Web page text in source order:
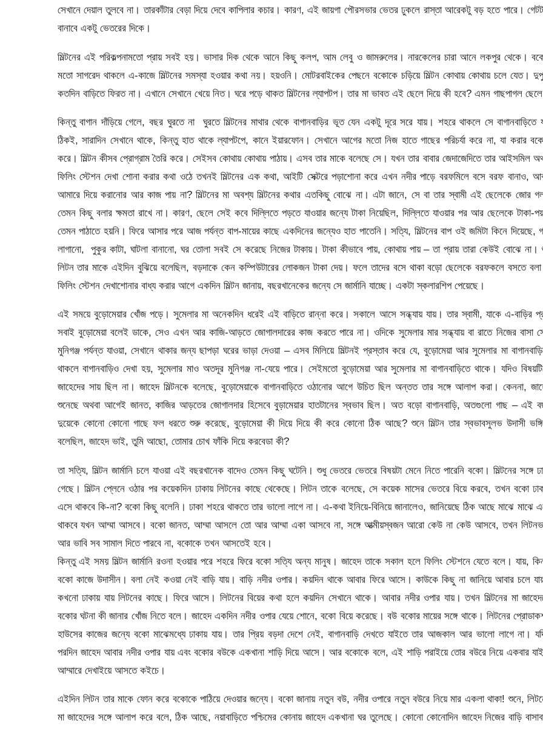
সেখানে দেয়াল তুলবে না। তারকাঁটার বেড়া দিয়ে দেবে কাপিলার কচার। কারণ, এই জায়গা পৌরসভার ভেতর ঢুকলে রাস্তা আরেকটু বড় হতে পারে।
বানাবে একটু ভেতরের দিকে।
মিল্টনের এই পরিকল্পনামতো প্রায় সবই হয়। ভাসার দিক থেকে আনে কিছু কলপ, আম লেবু ও জামরুলের। নারকেলের চারা আনে লকপুর থেকে।
মতো সাগরেদ থাকলে এ-কাজে মিল্টনের সমস্যা হওয়ার কথা নয়। হয়ওনি। মোটরবাইকের পেছনে বকোকে চড়িয়ে মিল্টন কোথায় কোথায় চলে যেত।
কতদিন বাড়িতে ফিরত না। এখানে সেখানে খেয়ে নিত। ঘরে পড়ে থাকত মিল্টনের ল্যাপটপ। তার মা ভাবত এই ছেলে দিয়ে কী হবে? এমন গাছপাগল
কিন্তু বাগান দাঁড়িয়ে গেলে, বছর ঘুরতে না ঘুরতে মিল্টনের মাথার থেকে বাগানবাড়ির ভূত যেন একটু দূরে সরে যায়। শহরে থাকলে সে বাগানবাড়িতে
ঠিকই, সারাদিন সেখানে থাকে, কিন্তু হাত থাকে ল্যাপটপে, কানে ইয়ারফোন। সেখানে আগের মতো নিজ হাতে গাছের পরিচর্যা করে না, যা করার
করে। মিল্টন কীসব প্রোগ্রাম তৈরি করে। সেইসব কোথায় কোথায় পাঠায়। এসব তার মাকে বলেছে সে। যখন তার বাবার জেদাজেদিতে তার আইসমিল
ফিলিং স্টেশন দেখা শোনা করার কথা ওঠে তখনই মিল্টনের এক কথা, আইটি সেক্টরে পড়াশোনা করে এখন নদীর পাড়ে বরফমিলে বসে বরফ বানাও,
আমারে দিয়ে করানোর আর কাজ পায় না? মিল্টনের মা অবশ্য মিল্টনের কথার এতকিছু বোঝে না। এটা জানে, সে বা তার স্বামী এই ছেলেকে জোর
তেমন কিছু বলার ক্ষমতা রাখে না। কারণ, ছেলে সেই কবে দিল্লিতে পড়তে যাওয়ার জন্যে টাকা নিয়েছিল, দিল্লিতে যাওয়ার পর আর ছেলেকে টাকা-
তেমন পাঠাতে হয়নি। ফিরে আসার পরে আজ পর্যন্ত বাপ-মায়ের কাছে একদিনের জন্যেও হাত পাতেনি। সত্যি, মিল্টনের বাপ ওই জমিটা কিনে দিয়েছে,
লাগানো, পুকুর কাটা, ঘাটলা বানানো, ঘর তোলা সবই সে করেছে নিজের টাকায়। টাকা কীভাবে পায়, কোথায় পায় – তা প্রায় তারা কেউই বোঝে না।
লিটন তার মাকে এইদিন বুঝিয়ে বলেছিল, বড়দাকে কেন কম্পিউটারের লোকজন টাকা দেয়। ফলে তাদের বসে থাকা বড়ো ছেলেকে বরফকলে বসতে বলা
ফিলিং স্টেশন দেখাশোনার বাধ্য করার আগে একদিন মিল্টন জানায়, বছরখানেকের জন্যে সে জার্মানি যাচ্ছে। একটা স্কলারশিপ পেয়েছে।
এই সময়ে বুড়োমেয়ার খোঁজ পড়ে। সুমেলার মা অনেকদিন ধরেই এই বাড়িতে রান্না করে। সকালে আসে সন্ধ্যায় যায়। তার স্বামী, যাকে এ-বাড়ির
সবাই বুড়োমেয়া বলেই ডাকে, সেও এখন আর কাজি-আড়তে জোগালদারের কাজ করতে পারে না। ওদিকে সুমেলার মার সন্ধ্যায় বা রাতে নিজের বাসা
মুনিগঞ্জ পর্যন্ত যাওয়া, সেখানে থাকার জন্য ছাপড়া ঘরের ভাড়া দেওয়া – এসব মিলিয়ে মিল্টনই প্রস্তাব করে যে, বুড়োমেয়া আর সুমেলার মা
থাকলে বাগানবাড়িও দেখা হয়, সুমেলার মাও অতদূর মুনিগঞ্জ না-যেয়ে পারে। সেইমতো বুড়োমেয়া আর সুমেলার মা বাগানবাড়িতে থাকে। যদিও
জাহেদের সায় ছিল না। জাহেদ মিল্টনকে বলেছে, বুড়োমেয়াকে বাগানবাড়িতে ওঠানোর আগে উচিত ছিল অন্তত তার সঙ্গে আলাপ করা। কেননা,
শুনেছে অথবা আগেই জানত, কাজির আড়তের জোগালদার হিসেবে বুড়ামেয়ার হাতটানের স্বভাব ছিল। অত বড়ো বাগানবাড়ি, অতগুলো গাছ – এই
দুয়েকে কোনো কোনো গাছে ফল ধরতে শুরু করেছে, বুড়োমেয়া কী দিয়ে দিয়ে কী করে কোনো ঠিক আছে? শুনে মিল্টন তার স্বভাবসুলভ উদাসী
বলেছিল, জাহেদ ভাই, তুমি আছো, তোমার চোখ ফাঁকি দিয়ে করবেডা কী?
তা সত্যি, মিল্টন জার্মানি চলে যাওয়া এই বছরখানেক বাদেও তেমন কিছু ঘটেনি। শুধু ভেতরে ভেতরে বিষয়টা মেনে নিতে পারেনি বকো। মিল্টনের সঙ্গে
গেছে। মিল্টন প্লেনে ওঠার পর কয়েকদিন ঢাকায় লিটনের কাছে থেকেছে। লিটন তাকে বলেছে, সে কয়েক মাসের ভেতরে বিয়ে করবে, তখন বকো
এসে থাকবে কি-না? বকো কিছু বলেনি। ঢাকা শহরে থাকতে তার ভালো লাগে না। এ-কথা ইনিয়ে-বিনিয়ে জানালেও, জানিয়েছে ঠিক আছে মাঝে মাঝে
থাকবে যখন আম্মা আসবে। বকো জানত, আম্মা আসলে তো আর আম্মা একা আসবে না, সঙ্গে আত্মীয়স্বজন আরো কেউ না কেউ আসবে, তখন
আর ভাবি সব সামাল দিতে পারবে না, বকোকে তখন আসতেই হবে।
কিন্তু এই সময় মিল্টন জার্মানি রওনা হওয়ার পরে শহরে ফিরে বকো সত্যি অন্য মানুষ। জাহেদ তাকে সকাল হলে ফিলিং স্টেশনে যেতে বলে। যায়,
বকো কাজে উদাসীন। বলা নেই কওয়া নেই বাড়ি যায়। বাড়ি নদীর ওপার। কয়দিন থাকে আবার ফিরে আসে। কাউকে কিছু না জানিয়ে আবার চলে
কখনো ঢাকায় যায় লিটনের কাছে। ফিরে আসে। লিটনের বিয়ের কথা হলে কয়দিন সেখানে থাকে। আবার নদীর ওপার যায়। তখন মিল্টনের মা
বকোর ঘটনা কী জানার খোঁজ নিতে বলে। জাহেদ একদিন নদীর ওপার যেয়ে শোনে, বকো বিয়ে করেছে। বউ বকোর মায়ের সঙ্গে থাকে। লিটনের
হাউসের কাজের জন্যে বকো মাঝেমধ্যে ঢাকায় যায়। তার প্রিয় বড়দা দেশে নেই, বাগানবাড়ি দেখতে যাইতে তার আজকাল আর ভালো লাগে না।
পরদিন জাহেদ আবার নদীর ওপার যায় এবং বকোর বউকে একখানা শাড়ি দিয়ে আসে। আর বকোকে বলে, এই শাড়ি পরাইয়ে তোর বউরে নিয়ে একবার
আম্মারে দেখাইয়ে আসতে কইচে।
এইদিন লিটন তার মাকে ফোন করে বকোকে পাঠিয়ে দেওয়ার জন্যে। বকো জানায় নতুন বউ, নদীর ওপারে নতুন বউরে নিয়ে মার একলা থাকা! শুনে,
মা জাহেদের সঙ্গে আলাপ করে বলে, ঠিক আছে, নয়াবাড়িতে পশ্চিমের কোনায় জাহেদ একখানা ঘর তুলেছে। কোনো কোনোদিন জাহেদ নিজের বাড়ি